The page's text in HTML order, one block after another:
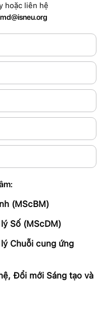
hoặc liên hệ
(MScBM)
Số (MScDM)
Chuỗi cung ứng
Đổi mới Sáng tạo và